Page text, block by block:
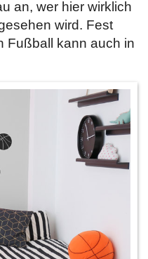
an, wer hier wirklich
wird. Fest
Fußball kann auch in